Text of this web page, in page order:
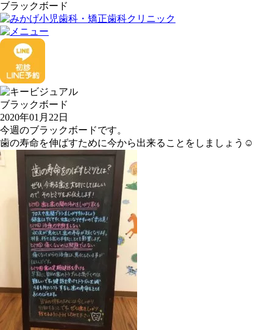
ブラックボード
ブラックボード
2020年01月22日
今週のブラックボードです。
歯の寿命を伸ばすために今から出来ることをしましょう☺